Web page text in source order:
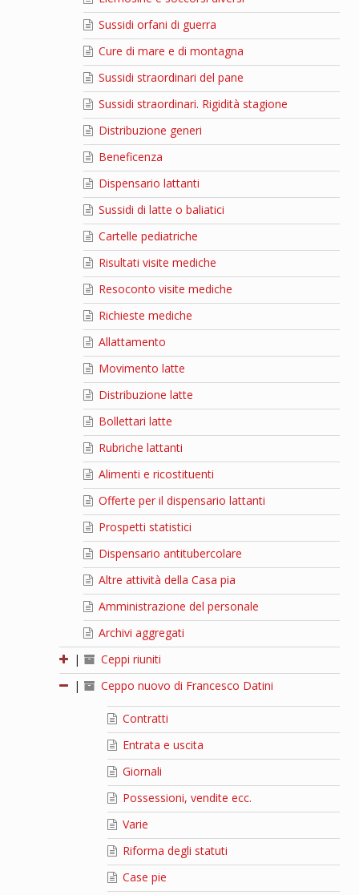
Sussidi orfani di guerra
Cure di mare e di montagna
Sussidi straordinari del pane
Sussidi straordinari. Rigidità stagione
Distribuzione generi
Beneficenza
Dispensario lattanti
Sussidi di latte o baliatici
Cartelle pediatriche
Risultati visite mediche
Resoconto visite mediche
Richieste mediche
Allattamento
Movimento latte
Distribuzione latte
Bollettari latte
Rubriche lattanti
Alimenti e ricostituenti
Offerte per il dispensario lattanti
Prospetti statistici
Dispensario antitubercolare
Altre attività della Casa pia
Amministrazione del personale
Archivi aggregati
|
Ceppi riuniti
|
Ceppo nuovo di Francesco Datini
Contratti
Entrata e uscita
Giornali
Possessioni, vendite ecc.
Varie
Riforma degli statuti
Case pie